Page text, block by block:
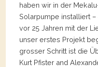
haben wir in der
Solarpumpe installiert
vor 25 Jahren mit der
unser erstes Projekt
grosser Schritt ist die
Kurt Pfister and